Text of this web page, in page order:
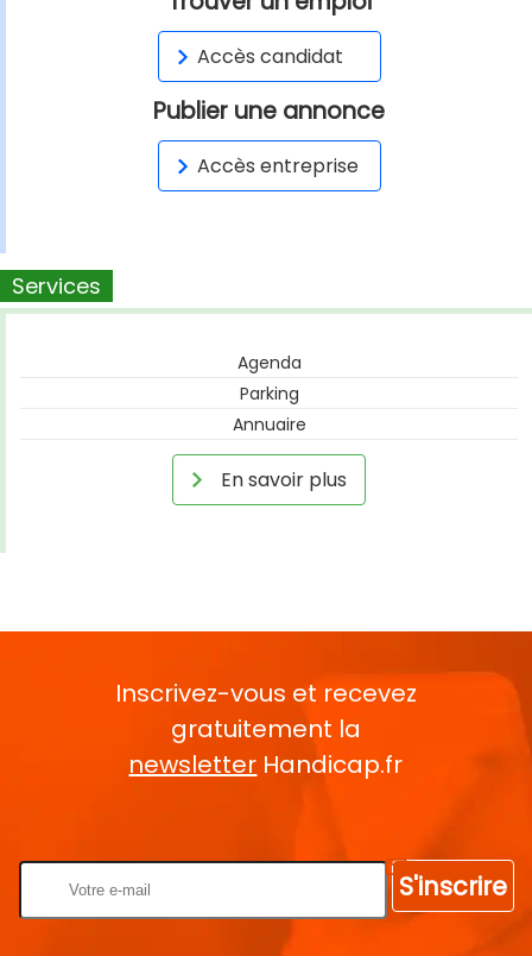
Accès candidat
Publier une annonce
Accès entreprise
Services
Agenda
Parking
Annuaire
En savoir plus
Inscrivez-vous et recevez
gratuitement la
newsletter Handicap.fr
S'inscrire